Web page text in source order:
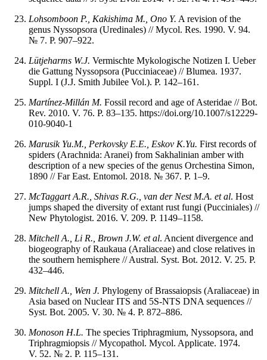
Lohsomboon P., Kakishima M., Ono Y. A revision of the
genus Nyssopsora (Uredinales) // Mycol. Res. 1990. V. 94.
№ 7. P. 907–922.
Lütjeharms W.J. Vermischte Mykologische Notizen I. Ueber
die Gattung Nyssopsora (Pucciniaceae) // Blumea. 1937.
Suppl. I (J.J. Smith Jubilee Vol.). P. 142–161.
Martínez-Millán M. Fossil record and age of Asteridae // Bot.
Rev. 2010. V. 76. P. 83–135. https://doi.org/10.1007/s12229-
010-9040-1
Marusik Yu.M., Perkovsky E.E., Eskov K.Yu. First records of
spiders (Arachnida: Aranei) from Sakhalinian amber with
description of a new species of the genus Orchestina Simon,
1890 // Far East. Entomol. 2018. № 367. P. 1–9.
McTaggart A.R., Shivas R.G., van der Nest M.A. et al. Host
jumps shaped the diversity of extant rust fungi (Pucciniales) //
New Phytologist. 2016. V. 209. P. 1149–1158.
Mitchell A., Li R., Brown J.W. et al. Ancient divergence and
biogeography of Raukaua (Araliaceae) and close relatives in
the southern hemisphere // Austral. Syst. Bot. 2012. V. 25. P.
432–446.
Mitchell A., Wen J. Phylogeny of Brassaiopsis (Araliaceae) in
Asia based on Nuclear ITS and 5S-NTS DNA sequences //
Syst. Bot. 2005. V. 30. № 4. P. 872–886.
Monoson H.L. The species Triphragmium, Nyssopsora, and
Triphragmiopsis // Mycopathol. Mycol. Applicate. 1974.
V. 52. № 2. P. 115–131.